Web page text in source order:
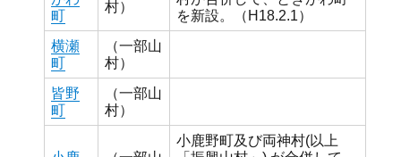
町
村）
を新設。（H18.2.1）
横瀬
町
（一部山
村）
皆野
町
（一部山
村）
小鹿野町及び両神村(以上